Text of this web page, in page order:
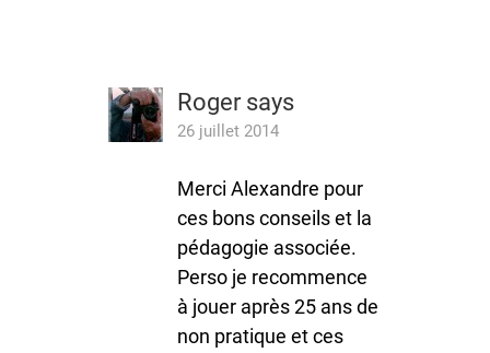
Rogersays
26 juillet 2014
Merci Alexandre pour
ces bons conseils et la
pédagogie associée.
Perso je recommence
à jouer après 25 ans de
non pratique et ces